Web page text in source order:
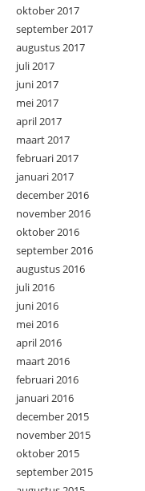
oktober 2017
september 2017
augustus 2017
juli 2017
juni 2017
mei 2017
april 2017
maart 2017
februari 2017
januari 2017
december 2016
november 2016
oktober 2016
september 2016
augustus 2016
juli 2016
juni 2016
mei 2016
april 2016
maart 2016
februari 2016
januari 2016
december 2015
november 2015
oktober 2015
september 2015